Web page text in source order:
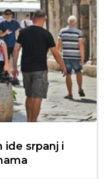
ide srpanj i